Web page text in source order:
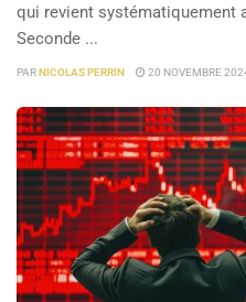
qui revient systématiquement
Seconde ...
PARNICOLAS PERRIN 20 NOVEMBRE